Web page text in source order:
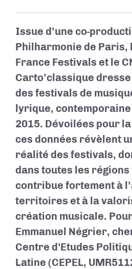
Issue d’une co-
Philharmonie de Paris,
France Festivals et le
Carto’classique
des festivals de
lyrique, contemporaine
2015. Dévoilées pour
ces données révèlent
réalité des festivals,
dans toutes les
contribue fortement à
territoires et à la
création musicale.
Emmanuel Négrier,
Centre d'Etudes
Latine (CEPEL,